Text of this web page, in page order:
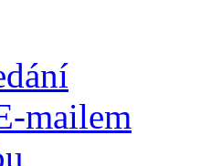
mailem